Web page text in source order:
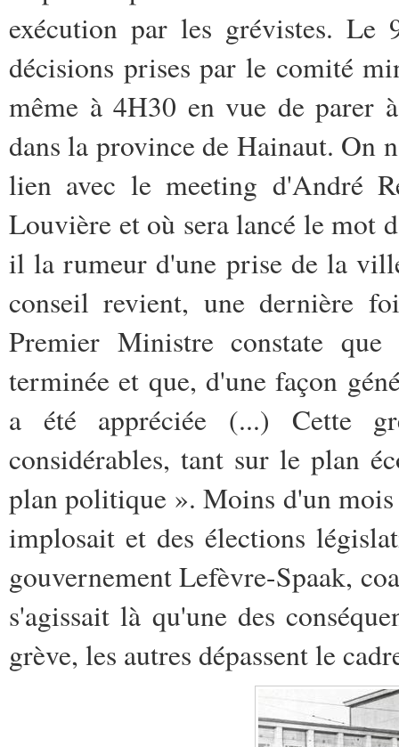
exécution par les grévistes.
décisions prises par le comité
même à 4H30 en vue de parer
dans la province de Hainaut. On
lien avec le meeting d'André
Louvière et où sera lancé le mot
il la rumeur d'une prise de la
conseil revient, une dernière
Premier Ministre constate
terminée et que, d'une façon
a été appréciée (...) Cette
considérables, tant sur le plan
plan politique ». Moins d'un
implosait et des élections
gouvernement Lefèvre-Spaak,
s'agissait là qu'une des
grève, les autres dépassent le